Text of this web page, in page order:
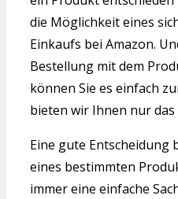
die Möglichkeit eines
Einkaufs bei Amazon.
Bestellung mit dem
können Sie es einfach
bieten wir Ihnen nur das
Eine gute Entscheidung
eines bestimmten
immer eine einfache